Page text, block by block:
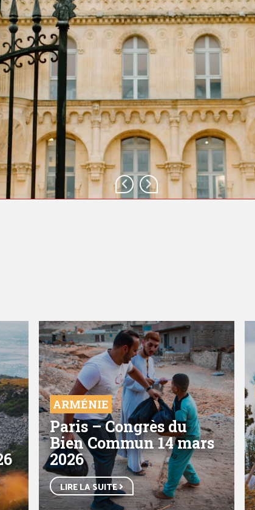
ARMÉNIE
Paris – Congrès du
Bien Commun 14 mars
2026
LIRE LA SUITE